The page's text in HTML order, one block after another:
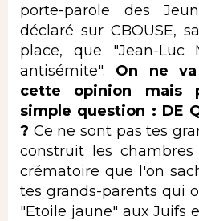
porte-parole des
déclaré sur CBOUSE,
place, que "Jean-Luc
antisémite". On ne
cette opinion mais
simple question : DE
? Ce ne sont pas tes
construit les
crématoire que l'on
tes grands-parents qui
"Etoile jaune" aux Juifs